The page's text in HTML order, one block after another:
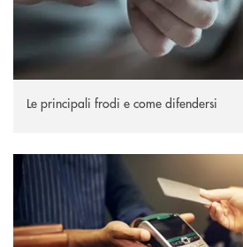
Le principali frodi e come difendersi
Carte di pagamento